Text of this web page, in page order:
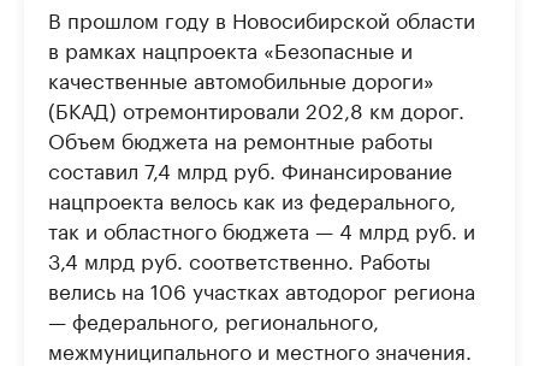
В прошлом году в Новосибирской области
в рамках нацпроекта «Безопасные и
качественные автомобильные дороги»
(БКАД) отремонтировали 202,8 км дорог.
Объем бюджета на ремонтные работы
составил 7,4 млрд руб. Финансирование
нацпроекта велось как из федерального,
так и областного бюджета — 4 млрд руб. и
3,4 млрд руб. соответственно. Работы
велись на 106 участках автодорог региона
— федерального, регионального,
межмуниципального и местного значения.